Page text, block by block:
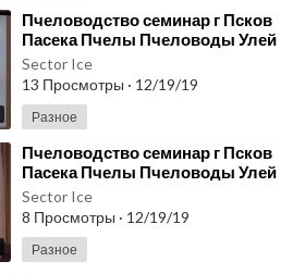
⁣Пчеловодство семинар г Псков
Пасека Пчелы Пчеловоды Улей
Карника Бакфаст Пчелосемья
Часть 1
Sector Ice
13 Просмотры · 12/19/19
Разное
⁣Пчеловодство семинар г Псков
Пасека Пчелы Пчеловоды Улей
Карника Бакфаст Пчелосемья
Часть 5
Sector Ice
8 Просмотры · 12/19/19
Разное